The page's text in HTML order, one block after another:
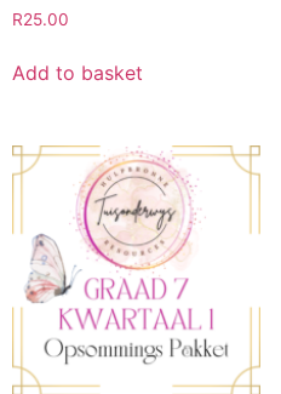
R25.00
Add to basket